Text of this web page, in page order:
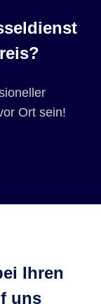
Ort sein!
Ihren
uns